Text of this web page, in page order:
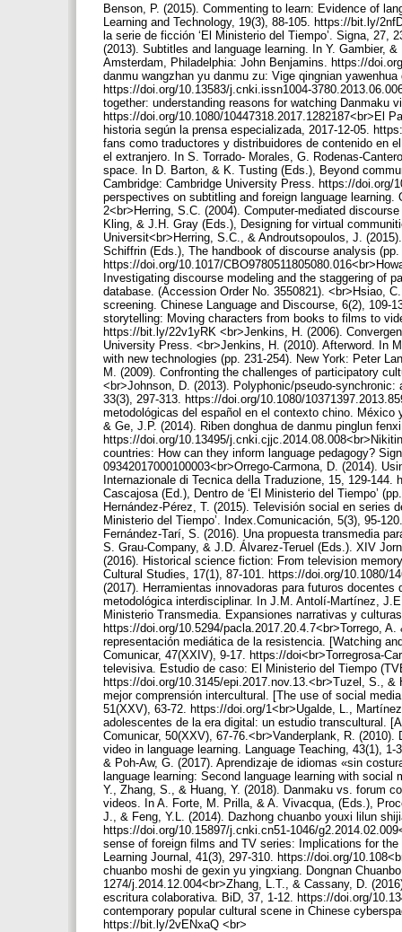
Benson, P. (2015). Commenting to learn: Evidence of
Learning and Technology, 19(3), 88-105. https://bit.ly/
la serie de ficción ‘El Ministerio del Tiempo’. Signa, 27,
(2013). Subtitles and language learning. In Y. Gambier,
Amsterdam, Philadelphia: John Benjamins. https://
danmu wangzhan yu danmu zu: Vige qingnian
https://doi.org/10.13583/j.cnki.issn1004-
together: understanding reasons for watching Danmaku
https://doi.org/10.1080/10447318.2017.1282187<br>El
historia según la prensa especializada, 2017-12-05.
fans como traductores y distribuidores de contenido en
el extranjero. In S. Torrado- Morales, G. Rodenas-
space. In D. Barton, & K. Tusting (Eds.), Beyond
Cambridge: Cambridge University Press. https://doi.org/
perspectives on subtitling and foreign language
2<br>Herring, S.C. (2004). Computer-mediated
Kling, & J.H. Gray (Eds.), Designing for virtual
Universit<br>Herring, S.C., & Androutsopoulos, J.
Schiffrin (Eds.), The handbook of discourse analysis
https://doi.org/10.1017/
Investigating discourse modeling and the staggering of
database. (Accession Order No. 3550821). <br>Hsiao,
screening. Chinese Language and Discourse, 6(2),
storytelling: Moving characters from books to films to
https://bit.ly/22v1yRK <br>Jenkins, H. (2006).
University Press. <br>Jenkins, H. (2010). Afterword. In
with new technologies (pp. 231-254). New York: Peter
M. (2009). Confronting the challenges of participatory
<br>Johnson, D. (2013). Polyphonic/pseudo-
33(3), 297-313. https://doi.org/10.1080/
metodológicas del español en el contexto chino.
& Ge, J.P. (2014). Riben donghua de danmu pinglun
https://doi.org/10.13495/
countries: How can they inform language pedagogy?
09342017000100003<br>Orrego-Carmona, D. (2014).
Internazionale di Tecnica della Traduzione, 15, 129-
Cascajosa (Ed.), Dentro de ‘El Ministerio del Tiempo’
Hernández-Pérez, T. (2015). Televisión social en series
Ministerio del Tiempo’. Index.Comunicación, 5(3), 95-
Fernández-Tarí, S. (2016). Una propuesta transmedia
S. Grau-Company, & J.D. Álvarez-Teruel (Eds.). XIV
(2016). Historical science fiction: From television
Cultural Studies, 17(1), 87-101. https://doi.org/10.1080/
(2017). Herramientas innovadoras para futuros
metodológica interdisciplinar. In J.M. Antolí-Martínez,
Ministerio Transmedia. Expansiones narrativas y
https://doi.org/10.5294/pacla.2017.20.4.7<br>Torrego,
representación mediática de la resistencia. [Watching
Comunicar, 47(XXIV), 9-17. https://doi<br>Torregrosa-
televisiva. Estudio de caso: El Ministerio del Tiempo
https://doi.org/10.3145/epi.2017.nov.13.<br>Tuzel, S.,
mejor comprensión intercultural. [The use of social
51(XXV), 63-72. https://doi.org/1<br>Ugalde, L.,
adolescentes de la era digital: un estudio transcultural.
Comunicar, 50(XXV), 67-76.<br>Vanderplank, R.
video in language learning. Language Teaching, 43(1),
& Poh-Aw, G. (2017). Aprendizaje de idiomas «sin
language learning: Second language learning with
Y., Zhang, S., & Huang, Y. (2018). Danmaku vs. forum
videos. In A. Forte, M. Prilla, & A. Vivacqua, (Eds.),
J., & Feng, Y.L. (2014). Dazhong chuanbo youxi lilun
https://doi.org/10.15897/j.cnki.cn51-1046/
sense of foreign films and TV series: Implications for
Learning Journal, 41(3), 297-310. https://doi.org/
chuanbo moshi de gexin yu yingxiang. Dongnan
1274/j.2014.12.004<br>Zhang, L.T., & Cassany, D.
escritura colaborativa. BiD, 37, 1-12. https://doi.org/
contemporary popular cultural scene in Chinese
https://bit.ly/2vENxaQ <br>